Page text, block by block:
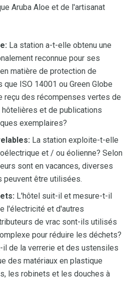
Aruba Aloe et de l'artisanat
La station a-t-elle obtenu une
reconnue pour ses
matière de protection de
ISO 14001 ou Green Globe
reçu des récompenses vertes de
et de publications
exemplaires?
La station exploite-t-elle
et / ou éolienne? Selon
sont en vacances, diverses
peuvent être utilisées.
L'hôtel suit-il et mesure-t-il
l'électricité et d'autres
de vrac sont-ils utilisés
pour réduire les déchets?
de la verrerie et des ustensiles
des matériaux en plastique
les robinets et les douches à